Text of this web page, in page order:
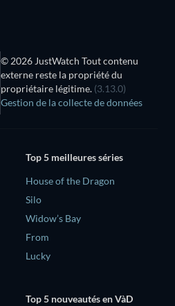
© 2026 JustWatch Tout contenu
externe reste la propriété du
propriétaire légitime. (3.13.0)
Gestion de la collecte de données
Top 5 meilleures séries
House of the Dragon
Silo
Widow’s Bay
From
Lucky
Top 5 nouveautés en VàD